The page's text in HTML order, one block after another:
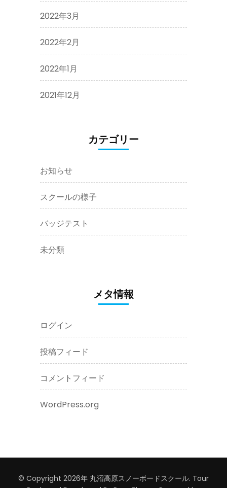
2022年3月
2022年2月
2022年1月
2021年12月
カテゴリー
お知らせ
スクールの様子
バッジテスト
未分類
メタ情報
ログイン
投稿フィード
コメントフィード
WordPress.org
© Copyright 2026年 丸沼高原スノーボードスクール. Tour